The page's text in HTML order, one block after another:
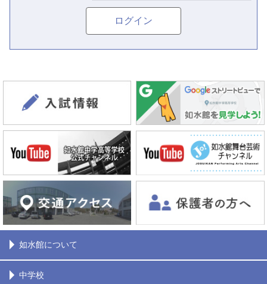
ログイン
如水館について
中学校